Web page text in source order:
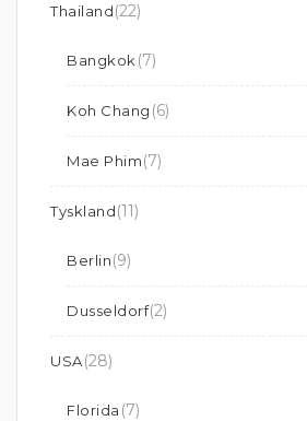
Thailand(22)
Bangkok (7)
Koh Chang (6)
Mae Phim(7)
Tyskland(11)
Berlin(9)
Dusseldorf(2)
USA(28)
Florida (7)